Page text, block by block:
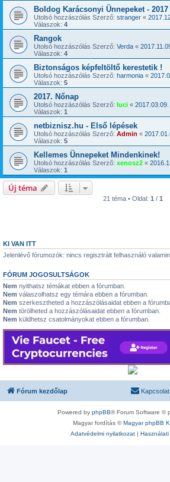
Boldog Karácsonyi Ünnepeket - 2017
Utolsó hozzászólás Szerző: stranger «
Válaszok: 4
Rangok
Utolsó hozzászólás Szerző: Verda «
Válaszok: 4
Biztonságos képfeltöltő kerestetik !
Utolsó hozzászólás Szerző: harmonia «
Válaszok: 5
2017. Nőnap
Utolsó hozzászólás Szerző: luci « 2017.03.09.
Válaszok: 1
netbiznisz.hu - Első lépések
Utolsó hozzászólás Szerző: Admin «
Válaszok: 5
Kellemes Ünnepeket Mindenkinek!
Utolsó hozzászólás Szerző: xenosz2 «
Válaszok: 1
Új téma
21 téma • Oldal: 1 / 1
KI VAN ITT
Jelenlévő fórumozók: nincs regisztrált felhasználó
FÓRUM JOGOSULTSÁGOK
Nem nyithatsz témákat ebben a fórumban.
Nem válaszolhatsz egy témára ebben a fórumban.
Nem szerkesztheted a hozzászólásaidat ebben a
Nem törölheted a hozzászólásaidat ebben a fórumban.
Nem küldhetsz csatolmányokat ebben a fórumban.
Fórum kezdőlap Kapcsolat
Powered by phpBB® Forum Software ©
Magyar fordítás ©Magyar phpBB
Adatvédelmi nyilatkozat|